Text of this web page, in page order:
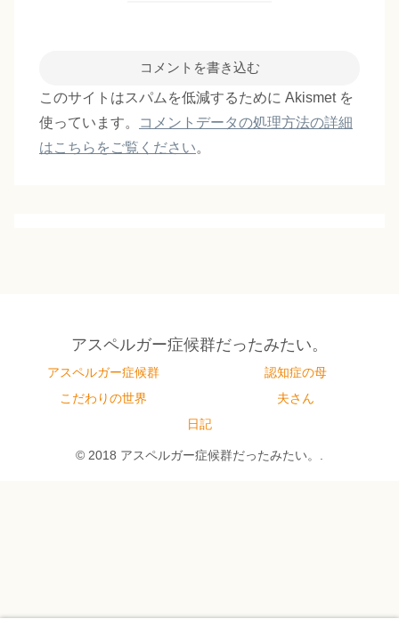
コメントを書き込む
このサイトはスパムを低減するために Akismet を
使っています。
コメントデータの処理方法の詳細
はこちらをご覧ください。
アスペルガー症候群だったみたい。
アスペルガー症候群
認知症の母
こだわりの世界
夫さん
日記
© 2018 アスペルガー症候群だったみたい。.